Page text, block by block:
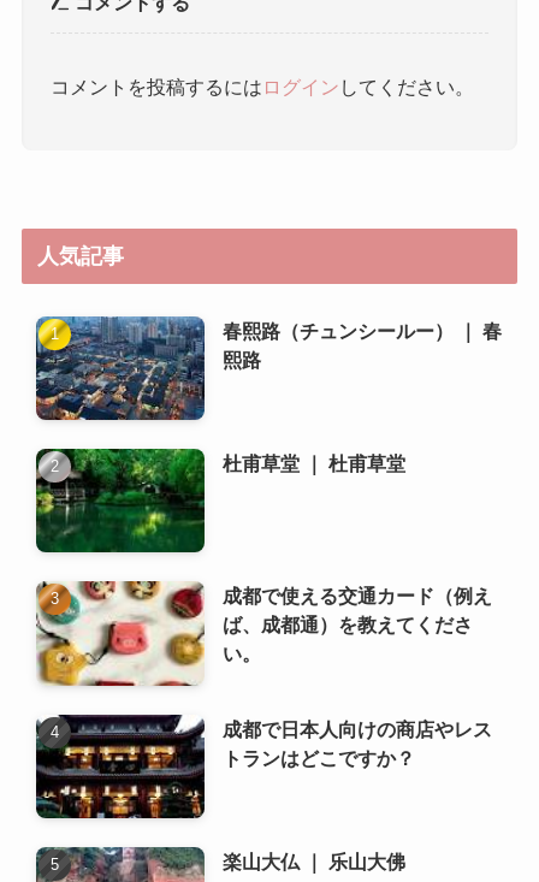
コメントを投稿するには ログイン してください。
人気記事
春熙路（チュンシールー） ｜ 春
熙路
杜甫草堂 ｜ 杜甫草堂
成都で使える交通カード（例え
ば、成都通）を教えてくださ
い。
成都で日本人向けの商店やレス
トランはどこですか？
楽山大仏 ｜ 乐山大佛